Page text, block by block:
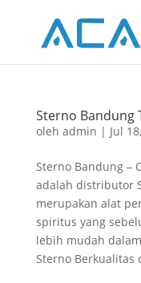
Sterno Bandung
oleh admin | Jul
Sterno Bandung –
adalah distributor
merupakan alat
spiritus yang
lebih mudah
Sterno Berkualitas